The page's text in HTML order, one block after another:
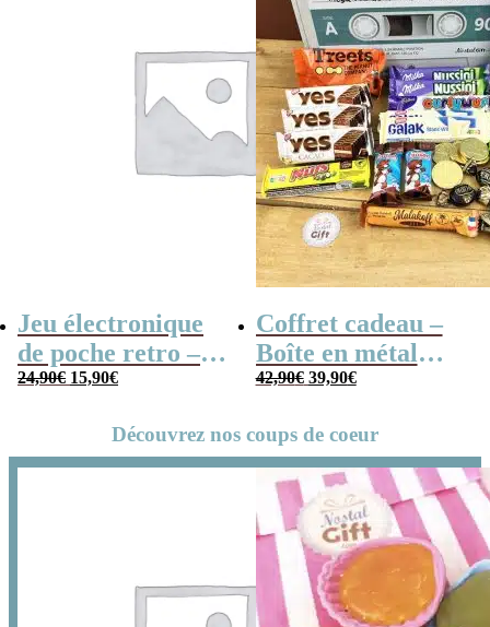
Jeu électronique
de poche retro –
Console vintage
24,90€ Le
prix
15,90€Le
prix
Coffret cadeau –
Boîte en métal
cassette –
années 80 – grand
coffret chocolat
original
42,90€ Le
prix
39,90€Le
prix
Découvrez nos coups de coeur